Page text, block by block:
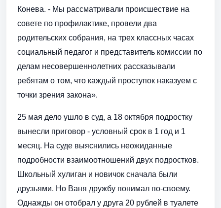
Конева. - Мы рассматривали происшествие на
совете по профилактике, провели два
родительских собрания, на трех классных часах
социальный педагог и представитель комиссии по
делам несовершеннолетних рассказывали
ребятам о том, что каждый проступок наказуем с
точки зрения закона».
25 мая дело ушло в суд, а 18 октября подростку
вынесли приговор - условный срок в 1 год и 1
месяц. На суде выяснились неожиданные
подробности взаимоотношений двух подростков.
Школьный хулиган и новичок сначала были
друзьями. Но Ваня дружбу понимал по-своему.
Однажды он отобрал у друга 20 рублей в туалете